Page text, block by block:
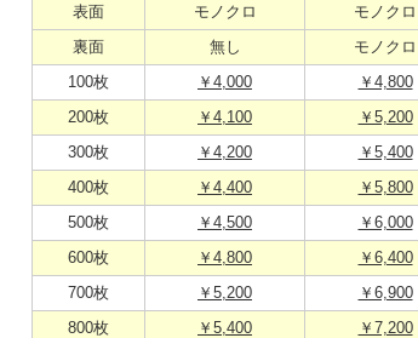
表面 モノクロ モノクロ
裏面 無し モノクロ
100枚 ￥4,000 ￥4,800
200枚 ￥4,100 ￥5,200
300枚 ￥4,200 ￥5,400
400枚 ￥4,400 ￥5,800
500枚 ￥4,500 ￥6,000
600枚 ￥4,800 ￥6,400
700枚 ￥5,200 ￥6,900
800枚 ￥5,400 ￥7,200